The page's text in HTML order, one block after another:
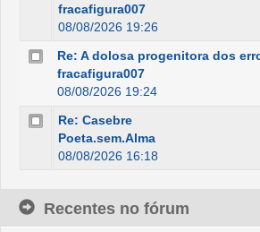
fracafigura007
08/08/2026 19:26
Re: A dolosa progenitora dos
fracafigura007
08/08/2026 19:24
Re: Casebre
Poeta.sem.Alma
08/08/2026 16:18
Recentes no fórum